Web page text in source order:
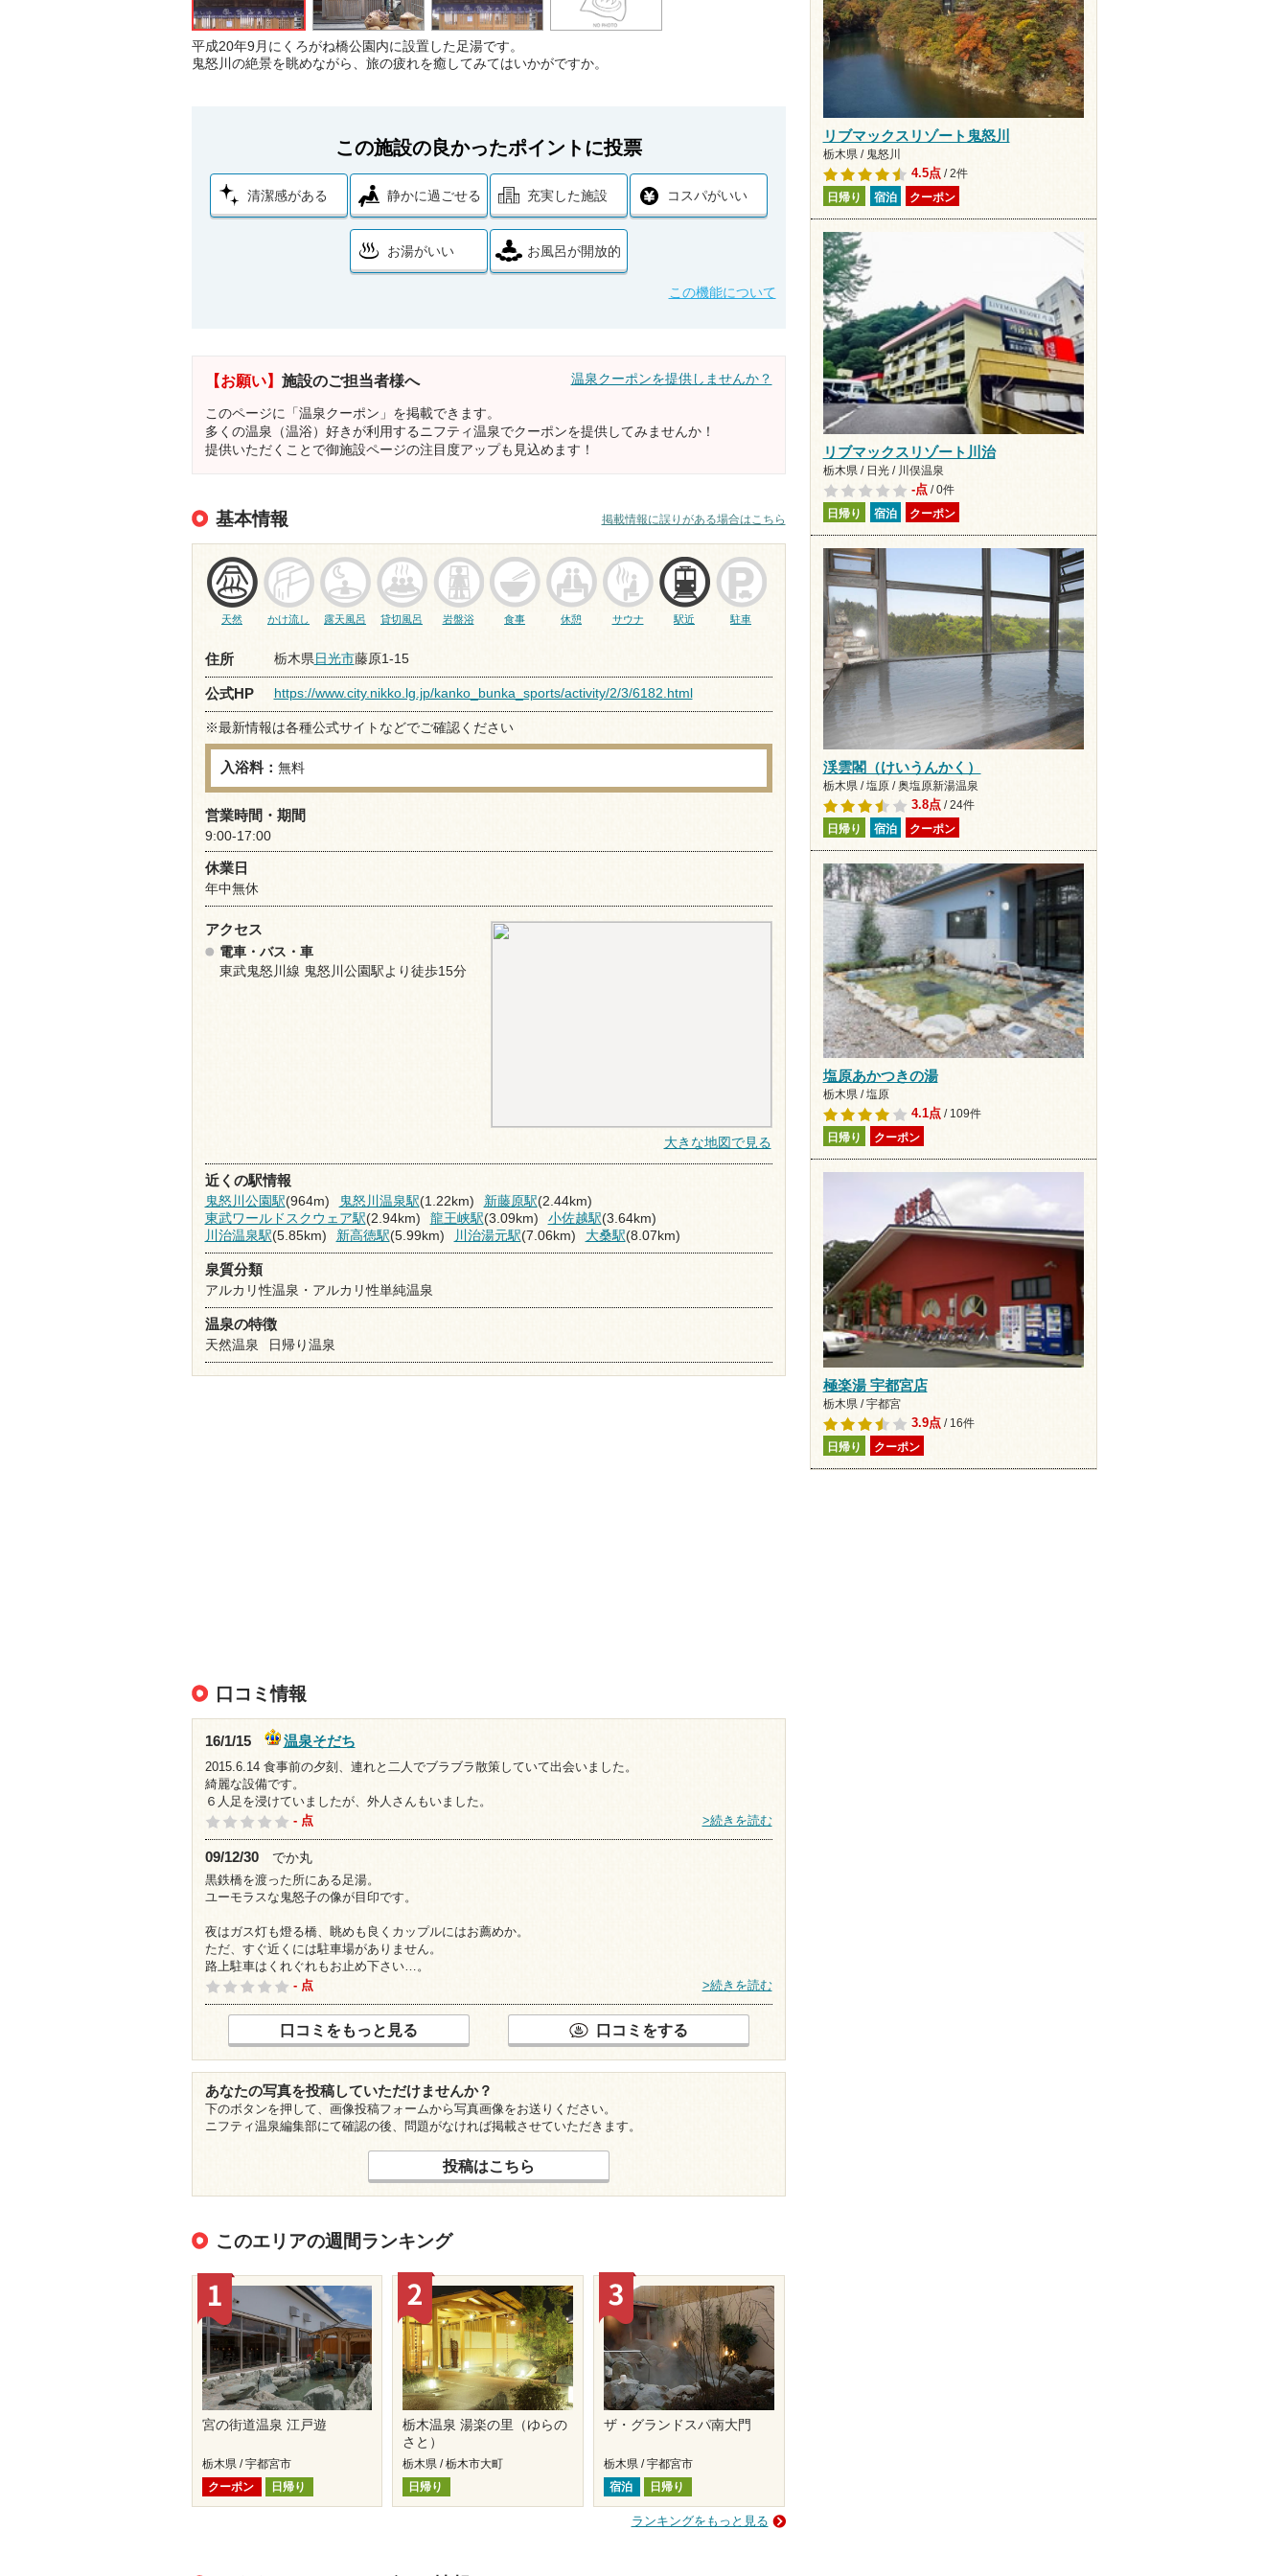
平成20年9月にくろがね橋公園内に設置した足湯です。
鬼怒川の絶景を眺めながら、旅の疲れを癒してみてはいかがですか。
この施設の良かったポイントに投票
清潔感がある 静かに過ごせる 充実した施設 コスパがいい
お湯がいい お風呂が開放的
この機能について
【お願い】 施設のご担当者様へ 温泉クーポンを提供しませんか？
このページに「温泉クーポン」を掲載できます。
多くの温泉（温浴）好きが利用するニフティ温泉でクーポンを提供してみませんか！
提供いただくことで御施設ページの注目度アップも見込めます！
基本情報 掲載情報に誤りがある場合はこちら
天然 かけ流し 露天風呂 貸切風呂 岩盤浴 食事 休憩 サウナ 駅近 駐車
住所 栃木県日光市藤原1-15
公式HP https://www.city.nikko.lg.jp/kanko_bunka_sports/activity/2/3/6182.html
※最新情報は各種公式サイトなどでご確認ください
入浴料： 無料
営業時間・期間
9:00-17:00
休業日
年中無休
アクセス
電車・バス・車
東武鬼怒川線 鬼怒川公園駅より徒歩15分
大きな地図で見る
近くの駅情報
鬼怒川公園駅(964m) 鬼怒川温泉駅(1.22km) 新藤原駅(2.44km)
東武ワールドスクウェア駅(2.94km) 龍王峡駅(3.09km) 小佐越駅(3.64km)
川治温泉駅(5.85km) 新高徳駅(5.99km) 川治湯元駅(7.06km) 大桑駅(8.07km)
泉質分類
アルカリ性温泉・アルカリ性単純温泉
温泉の特徴
天然温泉
日帰り温泉
口コミ情報
16/1/15
温泉そだち
2015.6.14 食事前の夕刻、連れと二人でブラブラ散策していて出会いました。
綺麗な設備です。
６人足を浸けていましたが、外人さんもいました。
- 点
>続きを読む
09/12/30 でか丸
黒鉄橋を渡った所にある足湯。
ユーモラスな鬼怒子の像が目印です。
夜はガス灯も燈る橋、眺めも良くカップルにはお薦めか。
ただ、すぐ近くには駐車場がありません。
路上駐車はくれぐれもお止め下さい…。
- 点
>続きを読む
口コミをもっと見る 口コミをする
あなたの写真を投稿していただけませんか？
下のボタンを押して、画像投稿フォームから写真画像をお送りください。
ニフティ温泉編集部にて確認の後、問題がなければ掲載させていただきます。
投稿はこちら
このエリアの週間ランキング
宮の街道温泉 江戸遊
栃木県 / 宇都宮市
クーポン
日帰り
栃木温泉 湯楽の里（ゆらの
さと）
栃木県 / 栃木市大町
日帰り
ザ・グランドスパ南大門
栃木県 / 宇都宮市
宿泊
日帰り
ランキングをもっと見る
リブマックスリゾート鬼怒川
栃木県 / 鬼怒川
4.5点/ 2件
日帰り 宿泊 クーポン
リブマックスリゾート川治
栃木県 / 日光 / 川俣温泉
-点/ 0件
日帰り 宿泊 クーポン
渓雲閣（けいうんかく）
栃木県 / 塩原 / 奥塩原新湯温泉
3.8点/ 24件
日帰り 宿泊 クーポン
塩原あかつきの湯
栃木県 / 塩原
4.1点/ 109件
日帰り クーポン
極楽湯 宇都宮店
栃木県 / 宇都宮
3.9点/ 16件
日帰り クーポン